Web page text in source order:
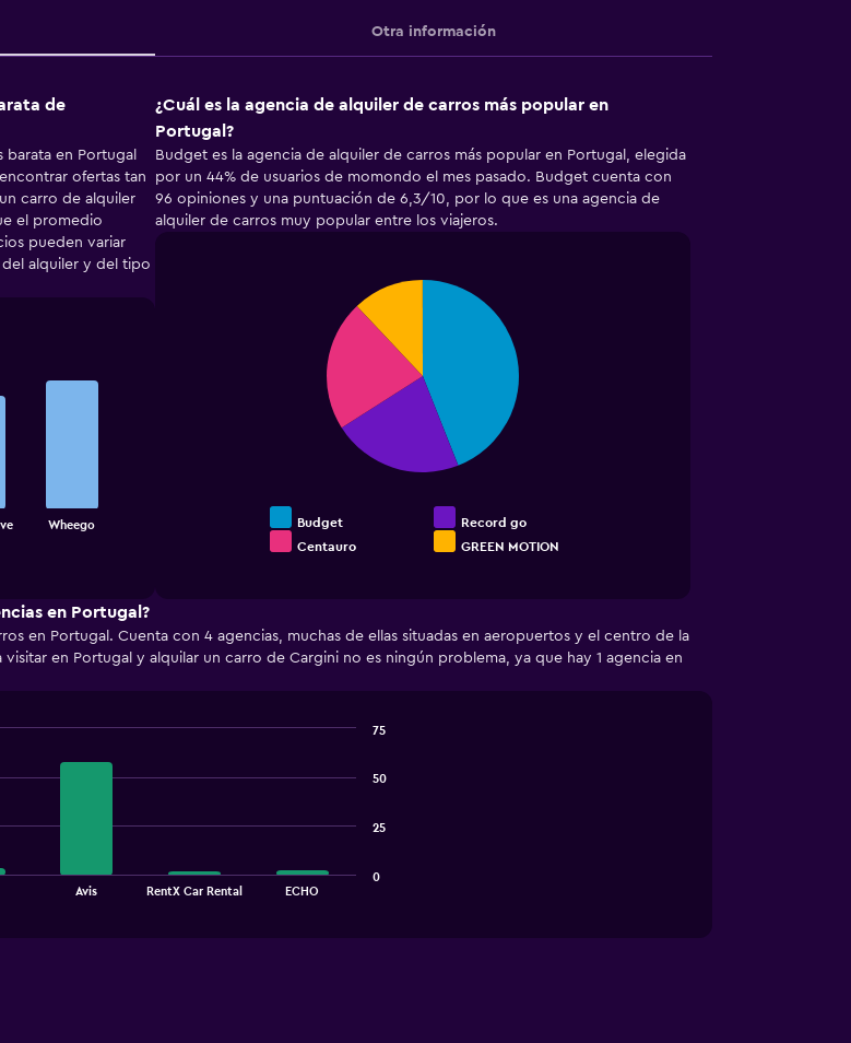
Otra información
de
barata en Portugal
ofertas tan
carro de alquiler
el promedio
pueden variar
alquiler y del tipo
Wheego
¿Cuál es la agencia de alquiler de carros más popular en
Portugal?
Budget es la agencia de alquiler de carros más popular en Portugal, elegida
por un 44% de usuarios de momondo el mes pasado. Budget cuenta con
96 opiniones y una puntuación de 6,3/10, por lo que es una agencia de
alquiler de carros muy popular entre los viajeros.
Budget
Record go
Centauro
GREEN MOTION
en Portugal?
en Portugal. Cuenta con 4 agencias, muchas de ellas situadas en aeropuertos y el centro de la
en Portugal y alquilar un carro de Cargini no es ningún problema, ya que hay 1 agencia en
Avis RentX Car Rental ECHO
0
25
50
75